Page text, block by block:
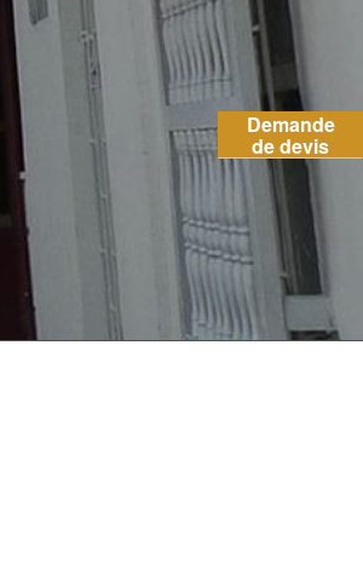
Demande
de devis